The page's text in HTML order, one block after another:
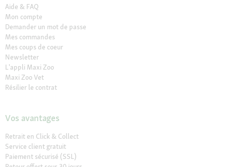
Aide & FAQ
Mon compte
Demander un mot de passe
Mes commandes
Mes coups de coeur
Newsletter
L'appli Maxi Zoo
Maxi Zoo Vet
Résilier le contrat
Vos avantages
Retrait en Click & Collect
Service client gratuit
Paiement sécurisé (SSL)